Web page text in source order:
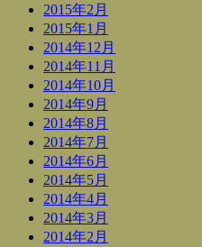
2015年2月
2015年1月
2014年12月
2014年11月
2014年10月
2014年9月
2014年8月
2014年7月
2014年6月
2014年5月
2014年4月
2014年3月
2014年2月